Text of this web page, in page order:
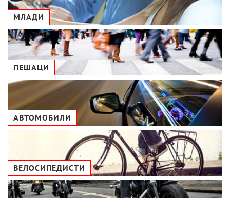
МЛАДИ
ПЕШАЦИ
АВТОМОБИЛИ
ВЕЛОСИПЕДИСТИ